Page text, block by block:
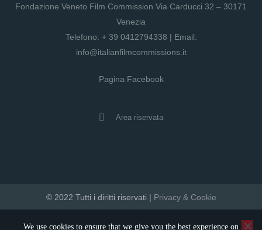
Fondazione Veneto Film Commission Via Carducci 32 – 30171
Venezia
Telefono: + 39 0412794338 | Email:
info@italianfilmcommissions.it
Pagina Facebook
Area riservata
© 2022 Tutti i diritti riservati | Privacy & Cookie
We use cookies to ensure that we give you the best experience on